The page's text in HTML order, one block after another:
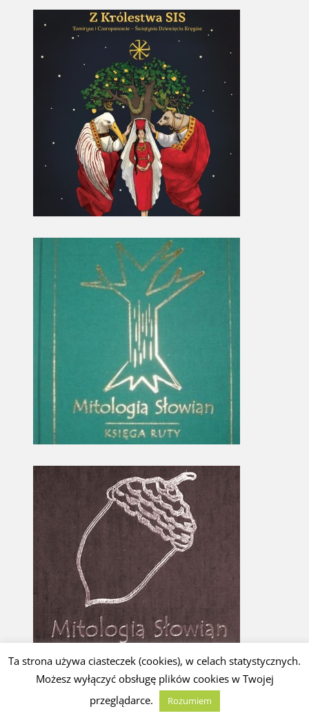
Ta strona używa ciasteczek (cookies), w celach statystycznych.
Możesz wyłączyć obsługę plików cookies w Twojej
przeglądarce.
Rozumiem